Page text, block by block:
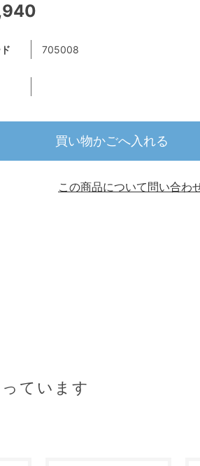
705008
買い物かごへ入れる
この商品について問い合わ
ています